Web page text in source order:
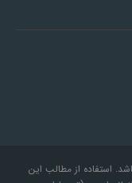
استفاده از مطالب این